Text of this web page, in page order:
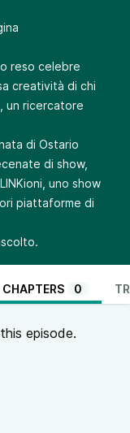
reso celebre
creatività di chi
un ricercatore
di Ostario
di show,
uno show
piattaforme di
CHAPTERS 0
episode.